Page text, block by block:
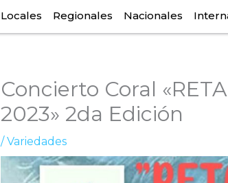
Locales Regionales Nacionales
Concierto Coral
2023» 2da Edición
/Variedades